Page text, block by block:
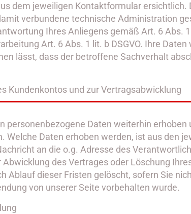
dem jeweiligen Kontaktformular
verbundene technische Administration
Ihres Anliegens gemäß Art. 6 Abs.
Art. 6 Abs. 1 lit. b DSGVO. Ihre
lässt, dass der betroffene Sachverhalt
Kundenkontos und zur Vertragsabwicklung
personenbezogene Daten weiterhin
Welche Daten erhoben werden, ist aus den
an die o.g. Adresse des
des Vertrages oder Löschung
Ablauf dieser Fristen gelöscht, sofern Sie
von unserer Seite vorbehalten wurde.